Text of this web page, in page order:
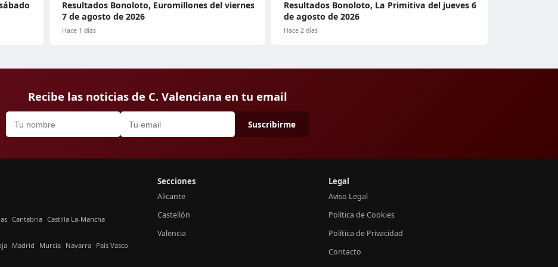
Resultados Bonoloto, Euromillones del viernes
7 de agosto de 2026
Hace 1 días
Resultados Bonoloto, La Primitiva del jueves 6
de agosto de 2026
Hace 2 días
Recibe las noticias de C. Valenciana en tu email
Suscribirme
Cantabria Castilla La-Mancha
Madrid Murcia Navarra País Vasco
Secciones
Alicante
Castellón
Valencia
Legal
Aviso Legal
Política de Cookies
Política de Privacidad
Contacto